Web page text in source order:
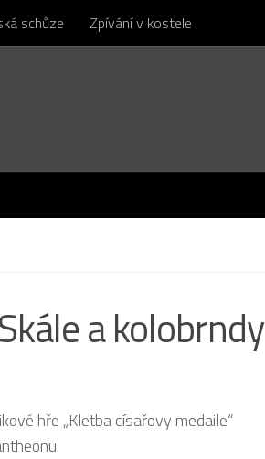
schůze Zpívání v kostele
a kolobrndy
hře „Kletba císařovy medaile“